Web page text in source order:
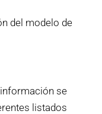
del modelo de
se
listados